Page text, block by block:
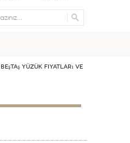
Beştaş Yüzük Fiyatları ve